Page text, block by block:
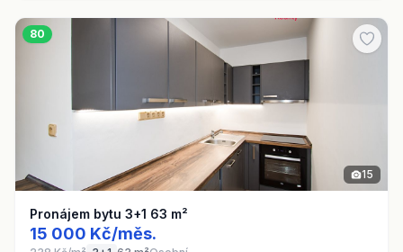
80
15
Pronájem bytu 3+1 63 m²
15 000 Kč/měs.